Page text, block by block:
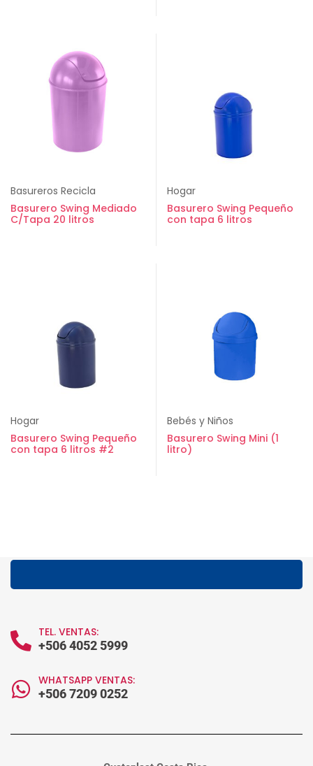
Basureros Recicla
Basurero Swing Mediado
C/Tapa 20 litros
Hogar
Basurero Swing Pequeño
con tapa 6 litros
Hogar
Basurero Swing Pequeño
con tapa 6 litros #2
Bebés y Niños
Basurero Swing Mini (1
litro)
TEL. VENTAS:
+506 4052 5999
WHATSAPP VENTAS:
+506 7209 0252